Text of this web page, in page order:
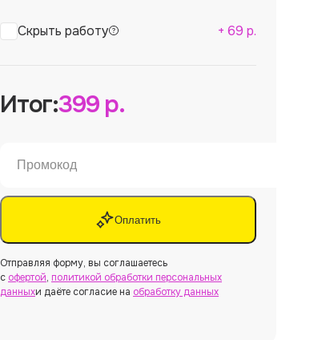
Скрыть работу + 69 р.
Итог:399р.
Оплатить
Отправляя форму, вы соглашаетесь
с офертой, политикой обработки персональных
данныхи даёте согласие на обработку данных